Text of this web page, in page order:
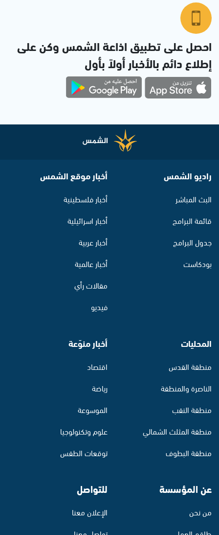
احصل على تطبيق اذاعة الشمس وكن على
إطلاع دائم بالأخبار أولاً بأول
راديو الشمس
البث المباشر
قائمة البرامج
جدول البرامج
بودكاست
أخبار موقع الشمس
أخبار فلسطينية
أخبار اسرائيلية
أخبار عربية
أخبار عالمية
مقالات رأي
فيديو
المحليات
منطقة القدس
الناصرة والمنطقة
منطقة النقب
منطقة المثلث الشمالي
منطقة البطوف
أخبار منوّعة
اقتصاد
رياضة
الموسوعة
علوم وتكنولوجيا
توقعات الطقس
عن المؤسسة
من نحن
للتواصل
الإعلان معنا